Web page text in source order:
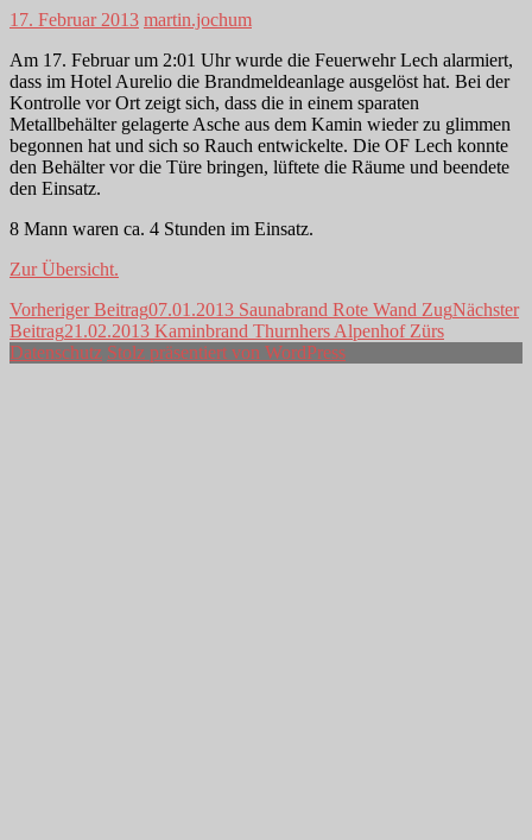
17. Februar 2013 martin.jochum
Am 17. Februar um 2:01 Uhr wurde die Feuerwehr Lech alarmiert,
dass im Hotel Aurelio die Brandmeldeanlage ausgelöst hat. Bei der
Kontrolle vor Ort zeigt sich, dass die in einem sparaten
Metallbehälter gelagerte Asche aus dem Kamin wieder zu glimmen
begonnen hat und sich so Rauch entwickelte. Die OF Lech konnte
den Behälter vor die Türe bringen, lüftete die Räume und beendete
den Einsatz.
8 Mann waren ca. 4 Stunden im Einsatz.
Zur Übersicht.
Beitragsnavigation
Vorheriger Beitrag07.01.2013 Saunabrand Rote Wand ZugNächster
Beitrag21.02.2013 Kaminbrand Thurnhers Alpenhof Zürs
Datenschutz Stolz präsentiert von WordPress